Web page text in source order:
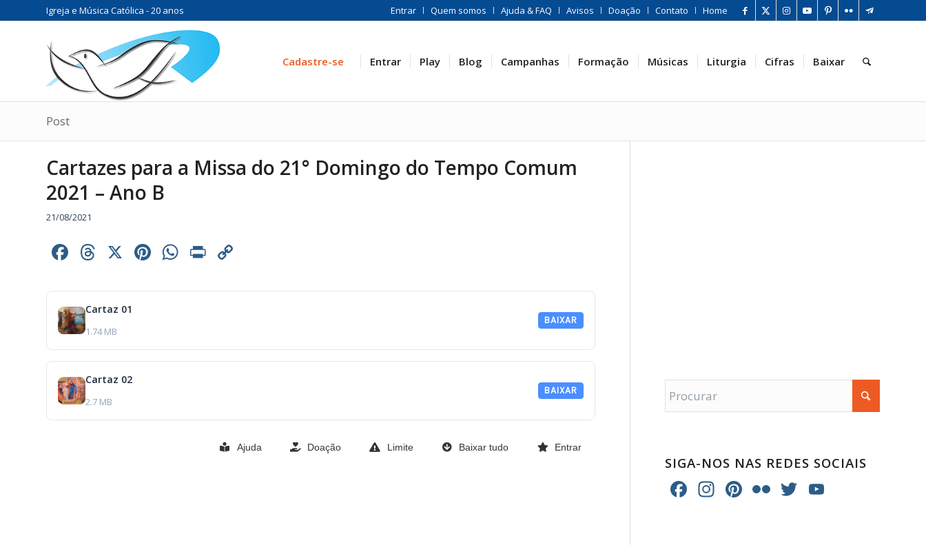
Entrar Quem somos Ajuda & FAQ Avisos Doação Contato Home
Igreja e Música Católica - 20 anos
Cadastre-se Entrar Play Blog Campanhas Formação Músicas Liturgia Cifras Baixar
Post
Cartazes para a Missa do 21° Domingo do Tempo Comum
2021 – Ano B
21/08/2021
Facebook
Threads
X Pinterest
WhatsApp
Print
Cartaz 01
1.74 MB
BAIXAR
Cartaz 02
2.7 MB
BAIXAR
Ajuda Doação Limite Baixar tudo Entrar
SIGA-NOS NAS REDES SOCIAIS
Facebook
Instagram
Pinterest
FlickrTwitter